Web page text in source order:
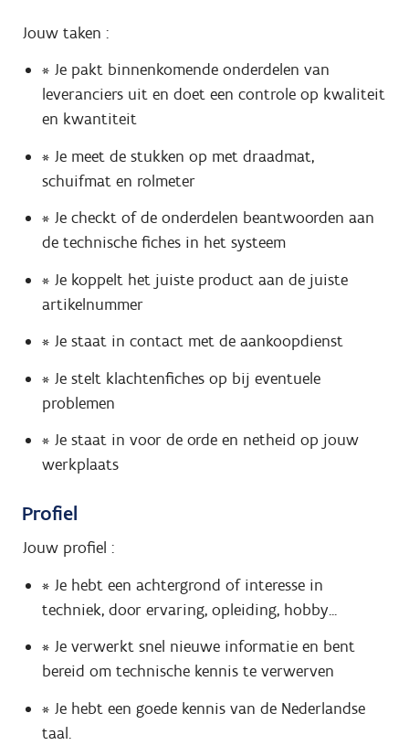
Jouw taken :
* Je pakt binnenkomende onderdelen van
leveranciers uit en doet een controle op kwaliteit
en kwantiteit
* Je meet de stukken op met draadmat,
schuifmat en rolmeter
* Je checkt of de onderdelen beantwoorden aan
de technische fiches in het systeem
* Je koppelt het juiste product aan de juiste
artikelnummer
* Je staat in contact met de aankoopdienst
* Je stelt klachtenfiches op bij eventuele
problemen
* Je staat in voor de orde en netheid op jouw
werkplaats
Profiel
Jouw profiel :
* Je hebt een achtergrond of interesse in
techniek, door ervaring, opleiding, hobby...
* Je verwerkt snel nieuwe informatie en bent
bereid om technische kennis te verwerven
* Je hebt een goede kennis van de Nederlandse
taal.